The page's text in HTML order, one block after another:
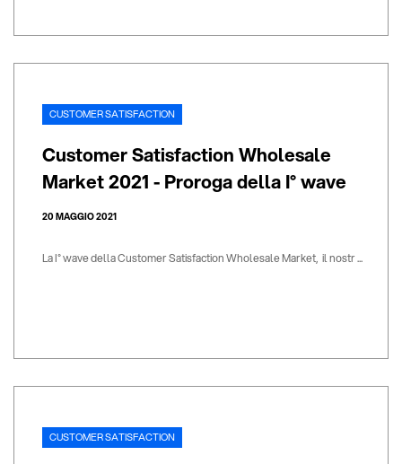
CUSTOMER SATISFACTION
Customer Satisfaction Wholesale
Market 2021 - Proroga della I° wave
20 MAGGIO 2021
La I° wave della Customer Satisfaction Wholesale Market, il nostr ...
CUSTOMER SATISFACTION